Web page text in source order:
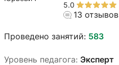
5.0
13 отзывов
Проведено занятий: 583
Уровень педагога: Эксперт